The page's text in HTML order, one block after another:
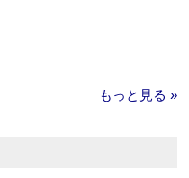
もっと見る »